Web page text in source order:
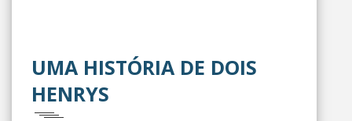
UMA HISTÓRIA DE DOIS
HENRYS